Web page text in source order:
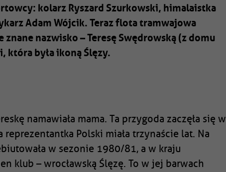
kolarz Ryszard Szurkowski, himalaistka
Adam Wójcik. Teraz flota tramwajowa
znane nazwisko – Teresę Swędrowską (z domu
która była ikoną Ślęzy.
namawiała mama. Ta przygoda zaczęła się w
reprezentantka Polski miała trzynaście lat. Na
w sezonie 1980/81, a w kraju
klub – wrocławską Ślęzę. To w jej barwach